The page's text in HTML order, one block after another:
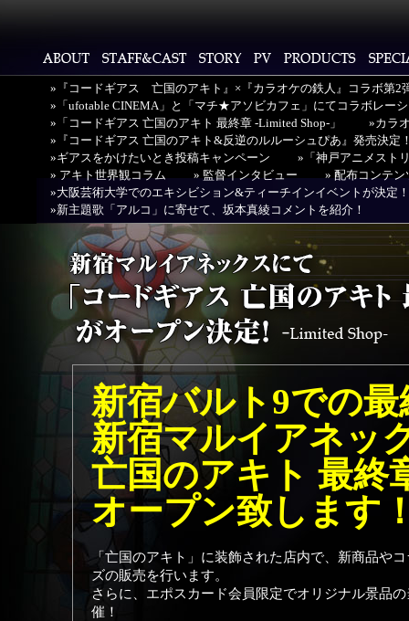
»『コードギアス 亡国のアキト』×『カラオケの鉄人』コラボ第2
»「ufotable CINEMA」と「マチ★アソビカフェ」にてコラボレー
»「コードギアス 亡国のアキト 最終章 -Limited Shop-」
»カラ
»『コードギアス 亡国のアキト&反逆のルルーシュぴあ』発売決定
»ギアスをかけたいとき投稿キャンペーン
»「神戸アニメスト
» アキト世界観コラム
» 監督インタビュー
» 配布コンテン
»大阪芸術大学でのエキシビション&ティーチインイベントが決定！
»新主題歌「アルコ」に寄せて、坂本真綾コメントを紹介！
新宿バルト9での
新宿マルイアネッ
亡国のアキト 最終
オープン致します
「亡国のアキト」に装飾された店内で、新商品や
ズの販売を行います。
さらに、エポスカード会員限定でオリジナル景品
催！